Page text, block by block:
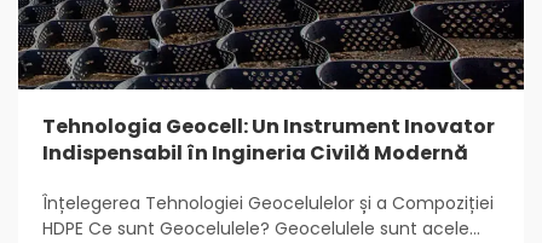
Tehnologia Geocell: Un Instrument Inovator
Indispensabil în Ingineria Civilă Modernă
Înțelegerea Tehnologiei Geocelulelor și a Compoziției
HDPE Ce sunt Geocelulele? Geocelulele sunt acele